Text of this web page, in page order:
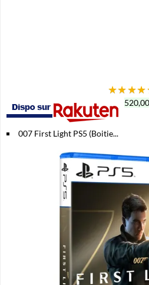
★★★★
007 First Light PS5 (Boitie...